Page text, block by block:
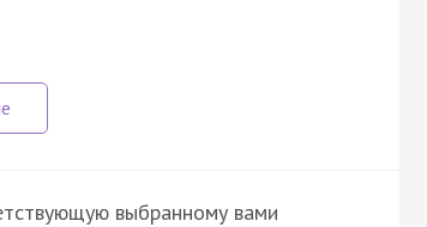
выбранному вами